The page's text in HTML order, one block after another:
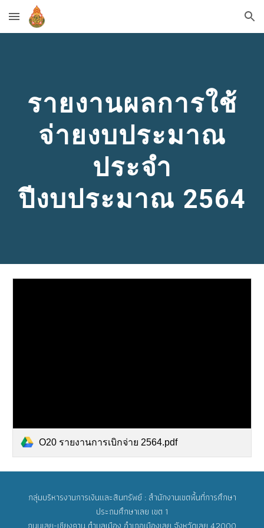
Skip to main content Skip to navigation
รายงานผลการใช้
จ่ายงบประมาณ
ประจำ
ปีงบประมาณ 2564
O20 รายงานการเบิกจ่าย 2564.pdf
กลุ่มบริหารงานการเงินและสินทรัพย์ : สำนักงานเขตพื้นที่การศึกษา
ประถมศึกษาเลย เขต 1